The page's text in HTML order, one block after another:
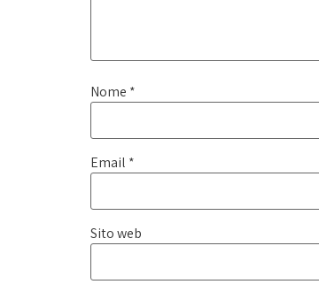
Nome *
Email *
Sito web